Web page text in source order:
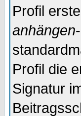
Profil
anhängen
Profil die
Signatur